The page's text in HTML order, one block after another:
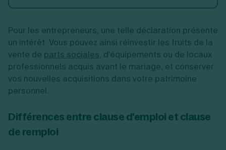
Pour les entrepreneurs, une telle déclaration présente
un intérêt. Vous pouvez ainsi réinvestir les fruits de la
vente de parts sociales, d'équipements ou de locaux
professionnels acquis avant le mariage, et conserver
vos nouvelles acquisitions dans votre patrimoine
personnel.
Différences entre clause d'emploi et clause
de remploi